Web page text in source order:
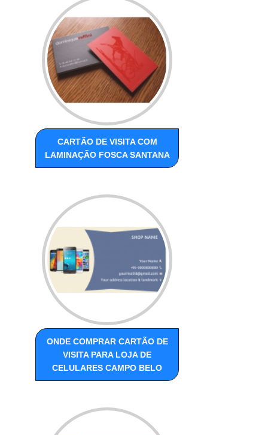
CARTÃO DE VISITA COM
LAMINAÇÃO FOSCA SANTANA
ONDE COMPRAR CARTÃO DE
VISITA PARA LOJA DE
CELULARES CAMPO BELO